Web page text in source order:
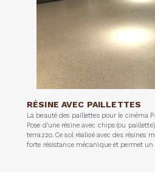
RÉSINE AVEC PAILLETTES
La beauté des paillettes pour le cinéma
Pose d’une résine avec chips (ou
terrazzo. Ce sol réalisé avec des résines
forte résistance mécanique et permet un